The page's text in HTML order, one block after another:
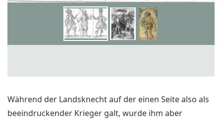
Während der Landsknecht auf der einen Seite also als
beeindruckender Krieger galt, wurde ihm aber